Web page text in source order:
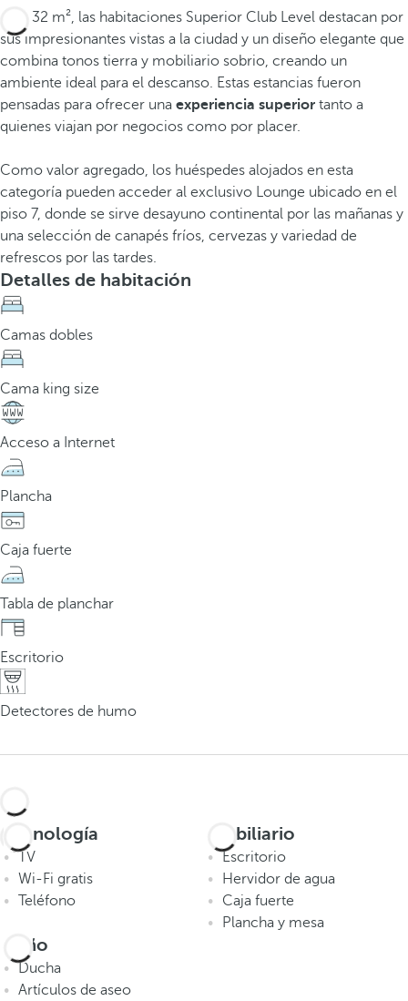
Con 32 m², las habitaciones Superior Club Level destacan por
sus impresionantes vistas a la ciudad y un diseño elegante que
combina tonos tierra y mobiliario sobrio, creando un
ambiente ideal para el descanso. Estas estancias fueron
pensadas para ofrecer una experiencia superior tanto a
quienes viajan por negocios como por placer.
Como valor agregado, los huéspedes alojados en esta
categoría pueden acceder al exclusivo Lounge ubicado en el
piso 7, donde se sirve desayuno continental por las mañanas y
una selección de canapés fríos, cervezas y variedad de
refrescos por las tardes.
Detalles de habitación
Camas dobles
Cama king size
Acceso a Internet
Plancha
Caja fuerte
Tabla de planchar
Escritorio
Detectores de humo
Tecnología
TV
Wi-Fi gratis
Teléfono
Mobiliario
Escritorio
Hervidor de agua
Caja fuerte
Plancha y mesa
Baño
Ducha
Artículos de aseo